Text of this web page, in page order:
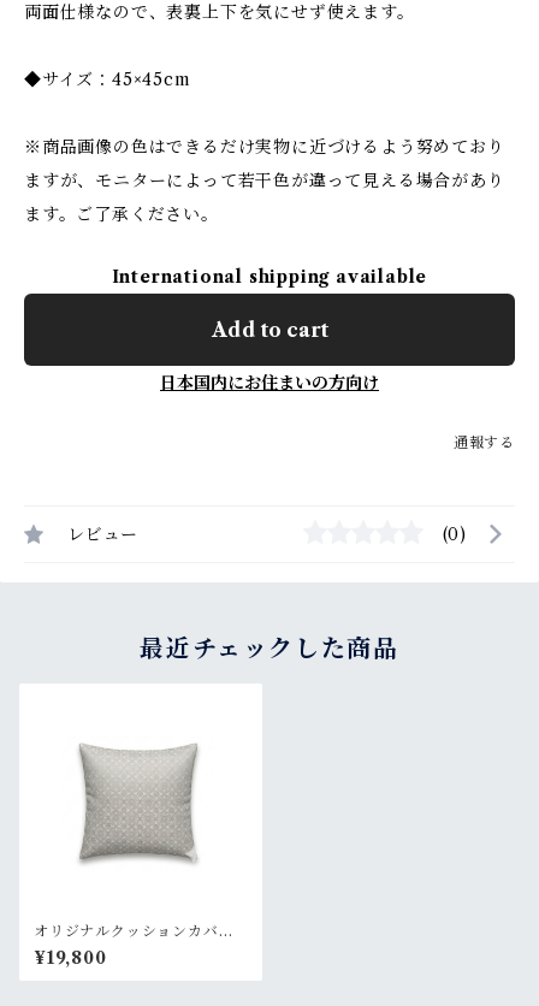
両面仕様なので、表裏上下を気にせず使えます。
◆サイズ：45×45cm
※商品画像の色はできるだけ実物に近づけるよう努めており
ますが、モニターによって若干色が違って見える場合があり
ます。ご了承ください。
International shipping available
Add to cart
日本国内にお住まいの方向け
通報する
レビュー (0)
最近チェックした商品
オリジナルクッションカバ
ー アイスブルー
¥19,800